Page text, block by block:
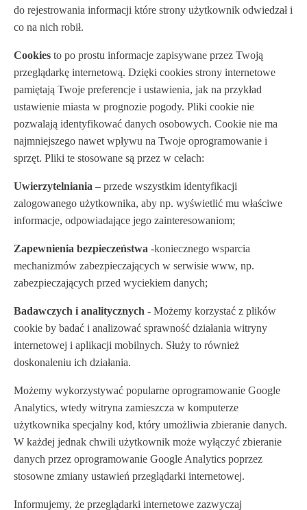
do rejestrowania informacji które strony użytkownik odwiedzał i
co na nich robił.
Cookies to po prostu informacje zapisywane przez Twoją
przeglądarkę internetową. Dzięki cookies strony internetowe
pamiętają Twoje preferencje i ustawienia, jak na przykład
ustawienie miasta w prognozie pogody. Pliki cookie nie
pozwalają identyfikować danych osobowych. Cookie nie ma
najmniejszego nawet wpływu na Twoje oprogramowanie i
sprzęt. Pliki te stosowane są przez w celach:
Uwierzytelniania – przede wszystkim identyfikacji
zalogowanego użytkownika, aby np. wyświetlić mu właściwe
informacje, odpowiadające jego zainteresowaniom;
Zapewnienia bezpieczeństwa -koniecznego wsparcia
mechanizmów zabezpieczających w serwisie www, np.
zabezpieczających przed wyciekiem danych;
Badawczych i analitycznych - Możemy korzystać z plików
cookie by badać i analizować sprawność działania witryny
internetowej i aplikacji mobilnych. Służy to również
doskonaleniu ich działania.
Możemy wykorzystywać popularne oprogramowanie Google
Analytics, wtedy witryna zamieszcza w komputerze
użytkownika specjalny kod, który umożliwia zbieranie danych.
W każdej jednak chwili użytkownik może wyłączyć zbieranie
danych przez oprogramowanie Google Analytics poprzez
stosowne zmiany ustawień przeglądarki internetowej.
Informujemy, że przeglądarki internetowe zazwyczaj